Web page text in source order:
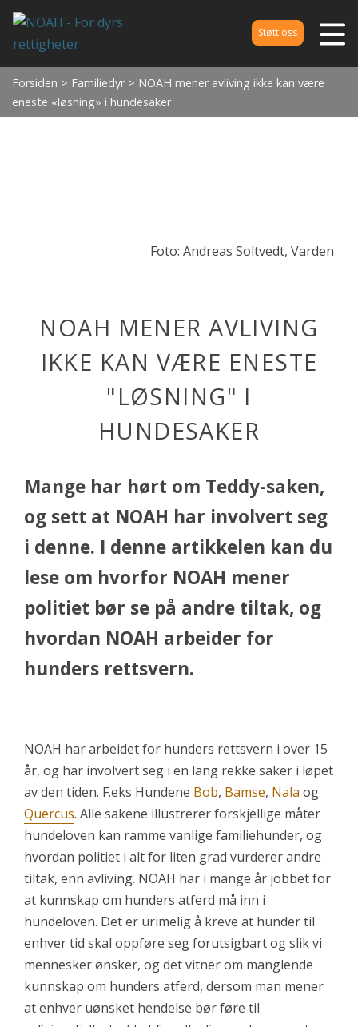
Støtt oss
Forsiden > Familiedyr > NOAH mener avliving ikke kan være
eneste «løsning» i hundesaker
Foto: Andreas Soltvedt, Varden
NOAH MENER AVLIVING
IKKE KAN VÆRE ENESTE
"LØSNING" I
HUNDESAKER
Mange har hørt om Teddy-saken,
og sett at NOAH har involvert seg
i denne. I denne artikkelen kan du
lese om hvorfor NOAH mener
politiet bør se på andre tiltak, og
hvordan NOAH arbeider for
hunders rettsvern.
NOAH har arbeidet for hunders rettsvern i over 15
år, og har involvert seg i en lang rekke saker i løpet
av den tiden. F.eks Hundene Bob, Bamse, Nala og
Quercus. Alle sakene illustrerer forskjellige måter
hundeloven kan ramme vanlige familiehunder, og
hvordan politiet i alt for liten grad vurderer andre
tiltak, enn avliving. NOAH har i mange år jobbet for
at kunnskap om hunders atferd må inn i
hundeloven. Det er urimelig å kreve at hunder til
enhver tid skal oppføre seg forutsigbart og slik vi
mennesker ønsker, og det vitner om manglende
kunnskap om hunders atferd, dersom man mener
at enhver uønsket hendelse bør føre til